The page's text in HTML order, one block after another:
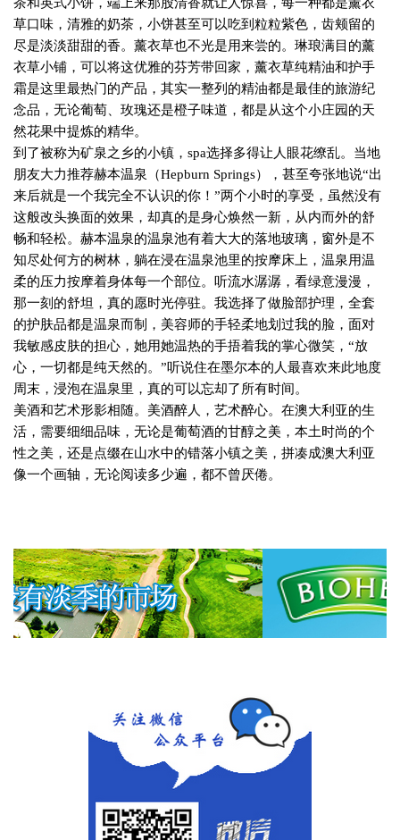
茶和英式小饼，端上来那股清香就让人惊喜，每一种都是薰衣
草口味，清雅的奶茶，小饼甚至可以吃到粒粒紫色，齿颊留的
尽是淡淡甜甜的香。薰衣草也不光是用来尝的。琳琅满目的薰
衣草小铺，可以将这优雅的芬芳带回家，薰衣草纯精油和护手
霜是这里最热门的产品，其实一整列的精油都是最佳的旅游纪
念品，无论葡萄、玫瑰还是橙子味道，都是从这个小庄园的天
然花果中提炼的精华。
到了被称为矿泉之乡的小镇， spa选择多得让人眼花缭乱。当地
朋友大力推荐赫本温泉（Hepburn Springs），甚至夸张地说“出
来后就是一个我完全不认识的你！”两个小时的享受，虽然没有
这般改头换面的效果，却真的是身心焕然一新，从内而外的舒
畅和轻松。赫本温泉的温泉池有着大大的落地玻璃，窗外是不
知尽处何方的树林，躺在浸在温泉池里的按摩床上，温泉用温
柔的压力按摩着身体每一个部位。听流水潺潺，看绿意漫漫，
那一刻的舒坦，真的愿时光停驻。我选择了做脸部护理，全套
的护肤品都是温泉而制，美容师的手轻柔地划过我的脸，面对
我敏感皮肤的担心，她用她温热的手捂着我的掌心微笑，“放
心，一切都是纯天然的。”听说住在墨尔本的人最喜欢来此地度
周末，浸泡在温泉里，真的可以忘却了所有时间。
美酒和艺术形影相随。美酒醉人，艺术醉心。在澳大利亚的生
活，需要细细品味，无论是葡萄酒的甘醇之美，本土时尚的个
性之美，还是点缀在山水中的错落小镇之美，拼凑成澳大利亚
像一个画轴，无论阅读多少遍，都不曾厌倦。